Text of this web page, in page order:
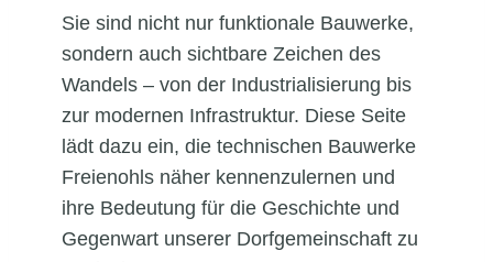
Sie sind nicht nur funktionale Bauwerke,
sondern auch sichtbare Zeichen des
Wandels – von der Industrialisierung bis
zur modernen Infrastruktur. Diese Seite
lädt dazu ein, die technischen Bauwerke
Freienohls näher kennenzulernen und
ihre Bedeutung für die Geschichte und
Gegenwart unserer Dorfgemeinschaft zu